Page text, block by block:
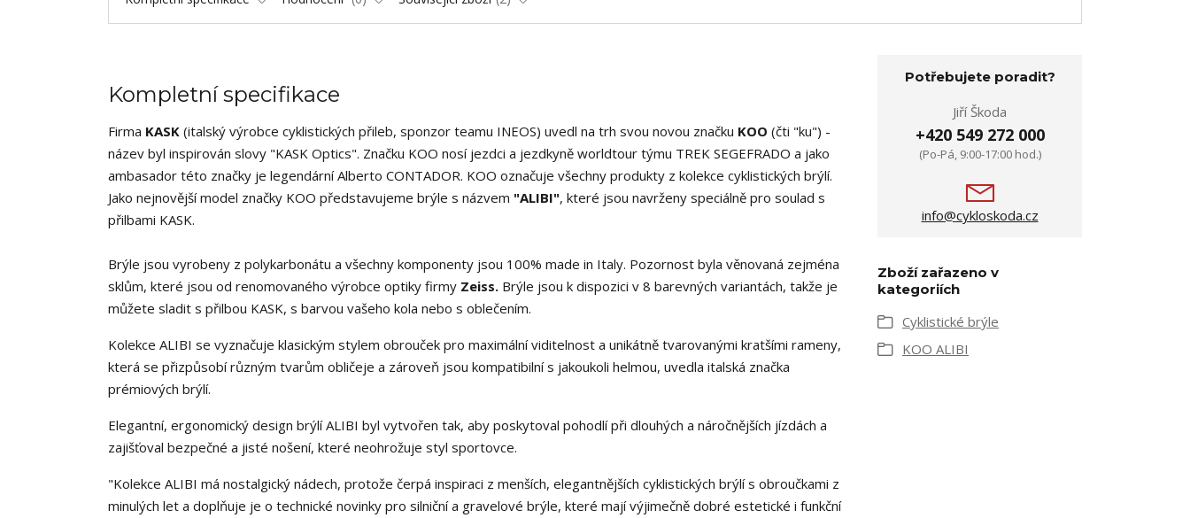
Kompletní specifikace
Firma KASK (italský výrobce cyklistických přileb, sponzor teamu INEOS) uvedl na trh svou novou značku KOO (čti "ku") -
název byl inspirován slovy "KASK Optics". Značku KOO nosí jezdci a jezdkyně worldtour týmu TREK SEGEFRADO a jako
ambasador této značky je legendární Alberto CONTADOR. KOO označuje všechny produkty z kolekce cyklistických brýlí.
Jako nejnovější model značky KOO představujeme brýle s názvem "ALIBI", které jsou navrženy speciálně pro soulad s
přilbami KASK.
Brýle jsou vyrobeny z polykarbonátu a všechny komponenty jsou 100% made in Italy. Pozornost byla věnovaná zejména
sklům, které jsou od renomovaného výrobce optiky firmy Zeiss. Brýle jsou k dispozici v 8 barevných variantách, takže je
můžete sladit s přilbou KASK, s barvou vašeho kola nebo s oblečením.
Kolekce ALIBI se vyznačuje klasickým stylem obrouček pro maximální viditelnost a unikátně tvarovanými kratšími rameny,
která se přizpůsobí různým tvarům obličeje a zároveň jsou kompatibilní s jakoukoli helmou, uvedla italská značka
prémiových brýlí.
Elegantní, ergonomický design brýlí ALIBI byl vytvořen tak, aby poskytoval pohodlí při dlouhých a náročnějších jízdách a
zajišťoval bezpečné a jisté nošení, které neohrožuje styl sportovce.
"Kolekce ALIBI má nostalgický nádech, protože čerpá inspiraci z menších, elegantnějších cyklistických brýlí s obroučkami z
minulých let a doplňuje je o technické novinky pro silniční a gravelové brýle, které mají výjimečně dobré estetické i funkční
Potřebujete poradit?
Jiří Škoda
+420 549 272 000
(Po-Pá, 9:00-17:00 hod.)
info@cykloskoda.cz
Zboží zařazeno v
kategoriích
Cyklistické brýle
KOO ALIBI